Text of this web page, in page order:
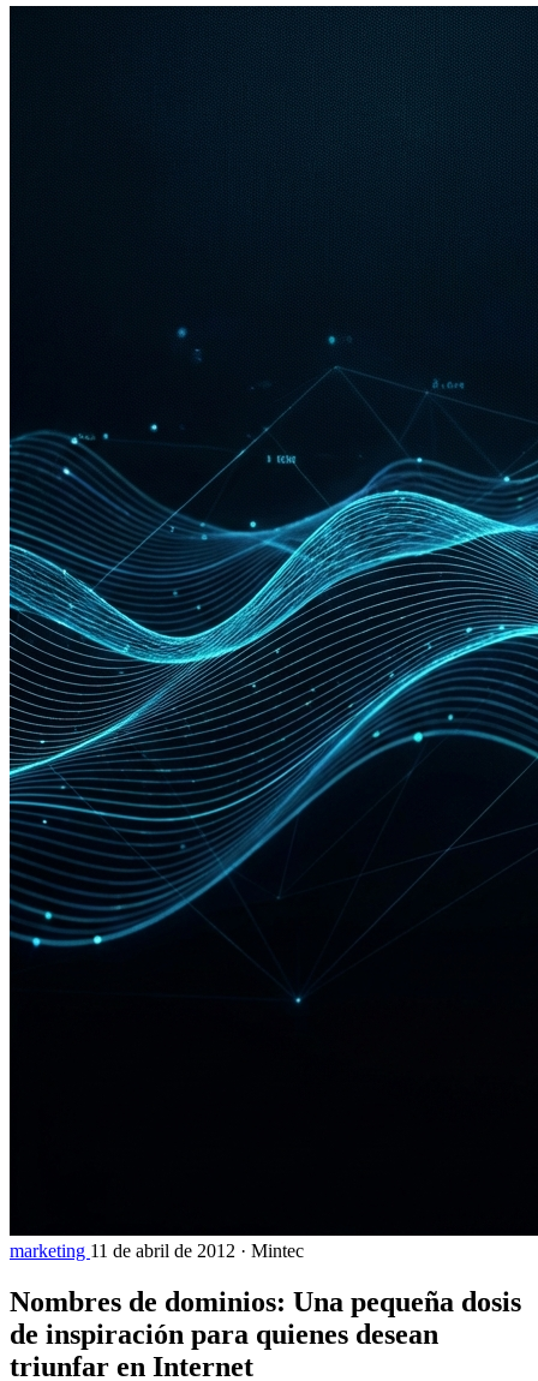
marketing 11 de abril de 2012 · Mintec
Nombres de dominios: Una pequeña dosis
de inspiración para quienes desean
triunfar en Internet